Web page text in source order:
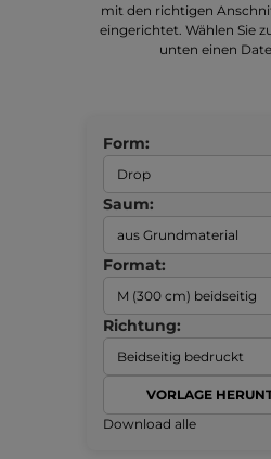
mit den richtigen
eingerichtet. Wählen Sie
unten einen
Form:
Saum:
Format:
Richtung:
VORLAGE
Download alle